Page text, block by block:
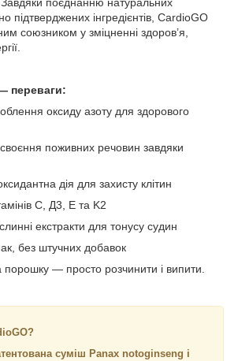
підтверджених інгредієнтів, CardioGO
союзником у зміцненні здоров’я,
переваги:
оксиду азоту для здорового
поживних речовин завдяки
дія для захисту клітин
C, Д3, E та K2
екстракти для тонусу судин
без штучних добавок
— просто розчинити і випити.
суміш Panax notoginseng і